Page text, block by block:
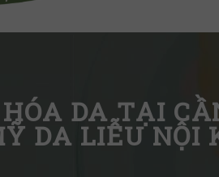
DA TẠI
DA LIỄU NỘI